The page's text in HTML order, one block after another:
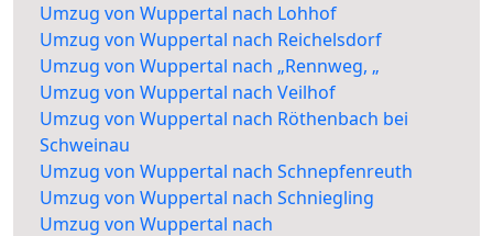
Umzug von Wuppertal nach Lohhof
Umzug von Wuppertal nach Reichelsdorf
Umzug von Wuppertal nach „Rennweg, „
Umzug von Wuppertal nach Veilhof
Umzug von Wuppertal nach Röthenbach bei
Schweinau
Umzug von Wuppertal nach Schnepfenreuth
Umzug von Wuppertal nach Schniegling
Umzug von Wuppertal nach